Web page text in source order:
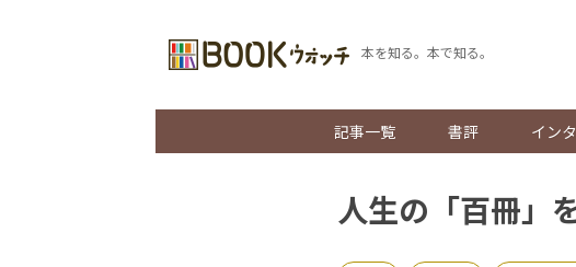
本を知る。本で知る。
記事一覧 書評 イン
人生の「百冊」